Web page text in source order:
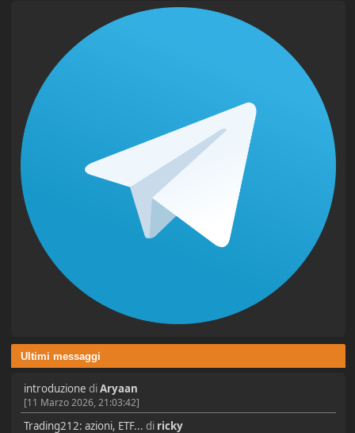
Ultimi messaggi
introduzione diAryaan
[11 Marzo 2026, 21:03:42]
Trading212: azioni, ETF... di ricky